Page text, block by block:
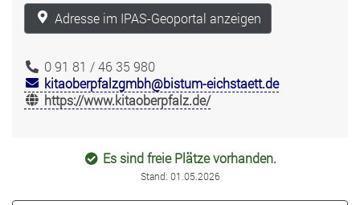
Adresse im IPAS-Geoportal anzeigen
0 91 81 / 46 35 980
kitaoberpfalzgmbh@bistum-eichstaett.de
https://www.kitaoberpfalz.de/
Es sind freie Plätze vorhanden.
Stand: 01.05.2026